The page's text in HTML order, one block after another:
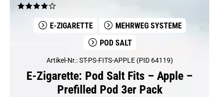
E-ZIGARETTE
MEHRWEG SYSTEME
POD SALT
Artikel-Nr.: ST-PS-FITS-APPLE (PID 64119)
E-Zigarette: Pod Salt Fits – Apple –
Prefilled Pod 3er Pack